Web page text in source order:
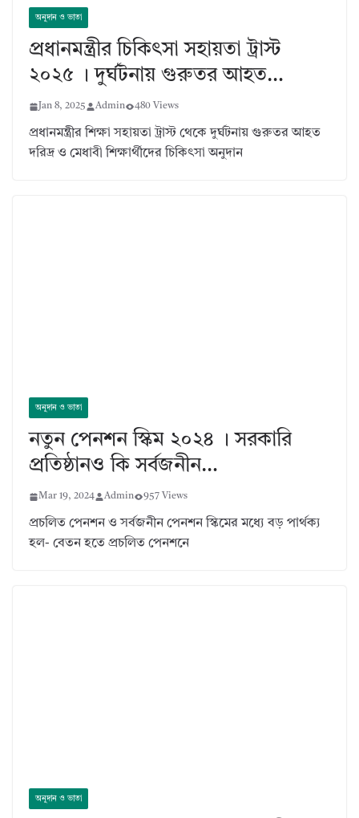
অনুদান ও ভাতা
প্রধানমন্ত্রীর চিকিৎসা সহায়তা ট্রাস্ট
২০২৫ । দুর্ঘটনায় গুরুতর আহত…
Jan 8, 2025 Admin 480 Views
প্রধানমন্ত্রীর শিক্ষা সহায়তা ট্রাস্ট থেকে দুর্ঘটনায় গুরুতর আহত
দরিদ্র ও মেধাবী শিক্ষার্থীদের চিকিৎসা অনুদান
অনুদান ও ভাতা
নতুন পেনশন স্কিম ২০২৪ । সরকারি
প্রতিষ্ঠানও কি সর্বজনীন…
Mar 19, 2024 Admin 957 Views
প্রচলিত পেনশন ও সর্বজনীন পেনশন স্কিমের মধ্যে বড় পার্থক্য
হল- বেতন হতে প্রচলিত পেনশনে
অনুদান ও ভাতা